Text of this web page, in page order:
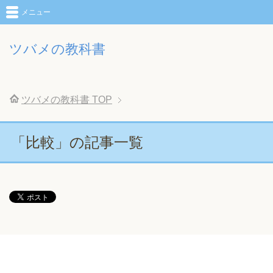
ツバメの教科書
メニュー
ツバメの教科書 TOP
「比較」の記事一覧